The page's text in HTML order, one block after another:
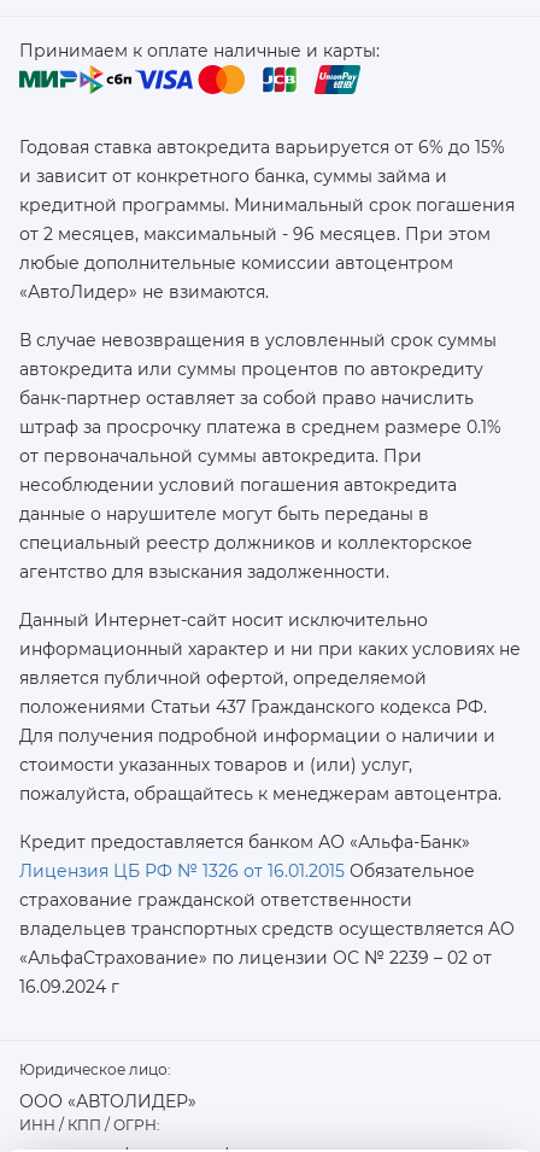
Принимаем к оплате наличные и карты:
Годовая ставка автокредита варьируется от 6% до 15%
и зависит от конкретного банка, суммы займа и
кредитной программы. Минимальный срок погашения
от 2 месяцев, максимальный - 96 месяцев. При этом
любые дополнительные комиссии автоцентром
«АвтоЛидер» не взимаются.
В случае невозвращения в условленный срок суммы
автокредита или суммы процентов по автокредиту
банк-партнер оставляет за собой право начислить
штраф за просрочку платежа в среднем размере 0.1%
от первоначальной суммы автокредита. При
несоблюдении условий погашения автокредита
данные о нарушителе могут быть переданы в
специальный реестр должников и коллекторское
агентство для взыскания задолженности.
Данный Интернет-сайт носит исключительно
информационный характер и ни при каких условиях не
является публичной офертой, определяемой
положениями Статьи 437 Гражданского кодекса РФ.
Для получения подробной информации о наличии и
стоимости указанных товаров и (или) услуг,
пожалуйста, обращайтесь к менеджерам автоцентра.
Кредит предоставляется банком АО «Альфа-Банк»
Лицензия ЦБ РФ № 1326 от 16.01.2015 Обязательное
страхование гражданской ответственности
владельцев транспортных средств осуществляется AO
«АльфаСтрахование» по лицензии ОС № 2239 – 02 от
16.09.2024 г
Юридическое лицо:
ООО «АВТОЛИДЕР»
ИНН / КПП / ОГРН: